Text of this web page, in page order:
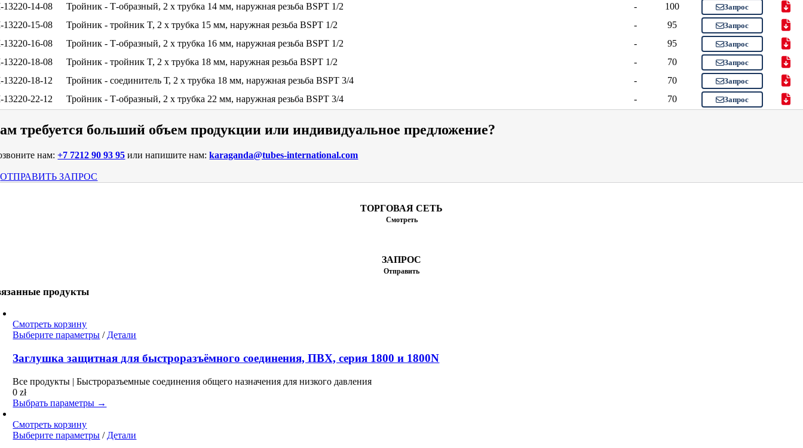
13220-14-08 Тройник - Т-образный, 2 x трубка 14 мм, наружная резьба BSPT 1/2 - 100 Запрос
13220-15-08 Тройник - тройник T, 2 x трубка 15 мм, наружная резьба BSPT 1/2 - 95 Запрос
13220-16-08 Тройник - Т-образный, 2 x трубка 16 мм, наружная резьба BSPT 1/2 - 95 Запрос
13220-18-08 Тройник - тройник T, 2 x трубка 18 мм, наружная резьба BSPT 1/2 - 70 Запрос
13220-18-12 Тройник - соединитель Т, 2 x трубка 18 мм, наружная резьба BSPT 3/4 - 70 Запрос
13220-22-12 Тройник - Т-образный, 2 x трубка 22 мм, наружная резьба BSPT 3/4 - 70 Запрос
требуется больший объем продукции или индивидуальное предложение?
нам:+7 7212 90 93 95 или напишите нам:karaganda@tubes-international.com
ОТПРАВИТЬ ЗАПРОС
ТОРГОВАЯ СЕТЬ
Смотреть
ЗАПРОС
Отправить
продукты
Смотреть корзину
Выберите параметры Этот
имеет
несколько
Опции
выбрать
странице
товара.
/ Детали
Заглушка защитная для быстроразъёмного соединения, ПВХ, серия 1800 и 1800N
Все продукты | Быстроразъемные соединения общего назначения для низкого давления
0zł
Выбрать параметры →
Смотреть корзину
Выберите параметры Этот
/ Детали